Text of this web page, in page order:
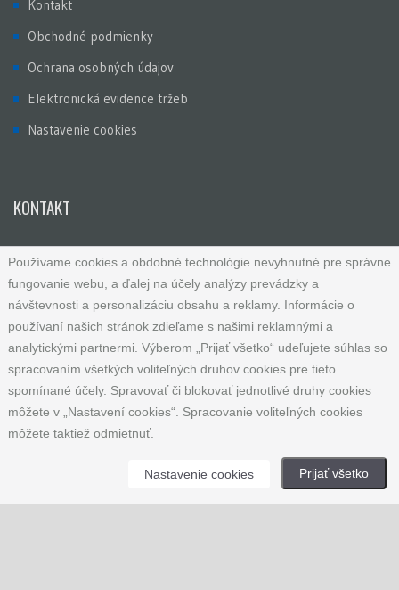
Kontakt
Obchodné podmienky
Ochrana osobných údajov
Elektronická evidence tržeb
Nastavenie cookies
KONTAKT
SYNSHOP.SK
Andrea Haraštová
Malešovice 152
Česká republika
IČ: 65781741
Tel: +420 733 121 753
Používame cookies a obdobné technológie nevyhnutné pre správne
fungovanie webu, a ďalej na účely analýzy prevádzky a
návštevnosti a personalizáciu obsahu a reklamy. Informácie o
používaní našich stránok zdieľame s našimi reklamnými a
analytickými partnermi. Výberom „Prijať všetko“ udeľujete súhlas so
spracovaním všetkých voliteľných druhov cookies pre tieto
spomínané účely. Spravovať či blokovať jednotlivé druhy cookies
môžete v „Nastavení cookies“. Spracovanie voliteľných cookies
môžete taktiež odmietnuť.
Prijať všetko
Nastavenie cookies